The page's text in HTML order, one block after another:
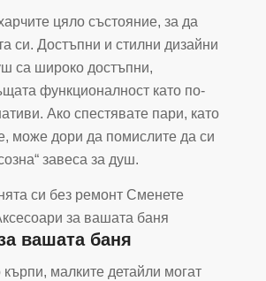
цяло състояние, за да
си. Достъпни и стилни дизайни
са широко достъпни,
функционалност като по-
Ако спестявате пари, като
може дори да помислите да си
завеса за душ.
вашата баня
малките детайли могат